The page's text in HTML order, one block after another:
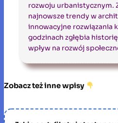
rozwoju urbanistycznym.
najnowsze trendy w
innowacyjne rozwiązania
godzinach zgłębia
wpływ na rozwój
Zobacz też inne wpisy